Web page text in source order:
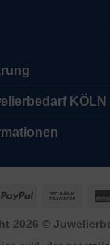
KÖLN
PayPal
Bank
2026 ©